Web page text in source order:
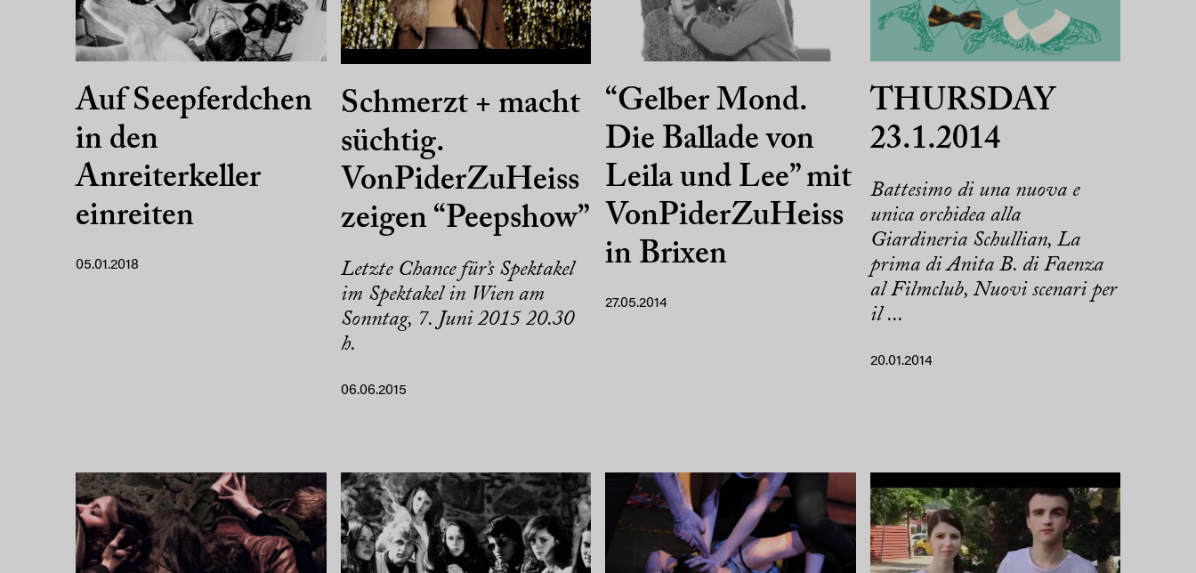
Auf Seepferdchen
in den
Anreiterkeller
einreiten
05.01.2018
Schmerzt + macht
süchtig.
VonPiderZuHeiss
zeigen “Peepshow”
Letzte Chance für’s Spektakel
im Spektakel in Wien am
Sonntag, 7. Juni 2015 20.30
h.
06.06.2015
“Gelber Mond.
Die Ballade von
Leila und Lee” mit
VonPiderZuHeiss
in Brixen
27.05.2014
THURSDAY
23.1.2014
Battesimo di una nuova e
unica orchidea alla
Giardineria Schullian, La
prima di Anita B. di Faenza
al Filmclub, Nuovi scenari per
il ...
20.01.2014